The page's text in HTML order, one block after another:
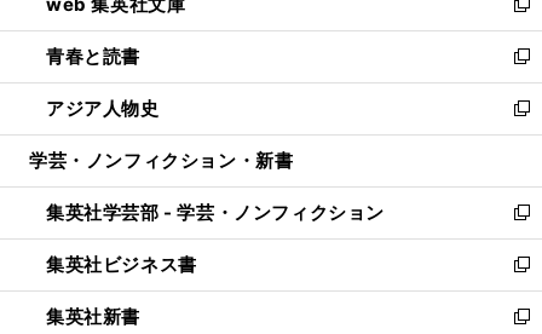
ド
ウ
で
開
く
ィ
ン
ド
ウ
で
開
い
ウ
ィ
ン
ド
ウ
開
く
新
し
い
ウ
ィ
ン
ウ
で
開
く
青春と読書
新
し
い
ウ
ン
ド
ウ
で
開
く
アジア人物史
新
し
ウ
ィ
ン
ド
ウ
で
学芸・ノンフィクション・新書
集英社学芸部 - 学芸・ノンフィクション
新
し
い
ウ
ィ
集英社ビジネス書
新
し
い
集英社新書
新